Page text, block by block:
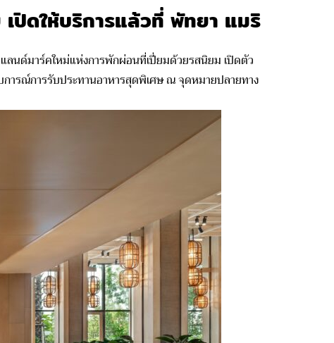
ปิดให้บริการแล้วที่ พัทยา แมริ
ลนด์มาร์คใหม่แห่งการพักผ่อนที่เปี่ยมด้วยรสนิยม เปิดตัว
ารณ์การรับประทานอาหารสุดพิเศษ ณ จุดหมายปลายทาง